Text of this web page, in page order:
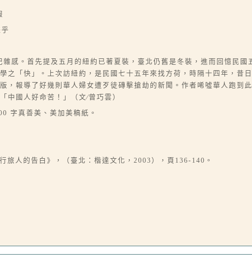
感。首先提及五月的紐約已著夏裝，臺北仍舊是冬裝，進而回憶民
之「快」。上次訪紐約，是民國七十五年來找方荷，時隔十四年，昔
，報導了好幾則華人婦女遭歹徒磚擊搶劫的新聞。作者唏噓華人跑到
中國人好命苦！」（文∕曾巧雲）
字真善美、美加美稿紙。
旅人的告白》，（臺北：楷達文化，2003），頁136-140。